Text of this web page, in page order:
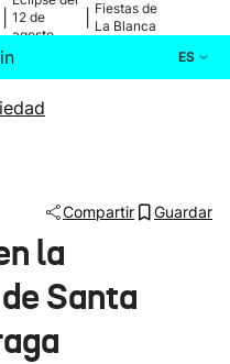
12 de
agosto
Fiestas de
La Blanca
ES
Compartir Guardar
la
Santa